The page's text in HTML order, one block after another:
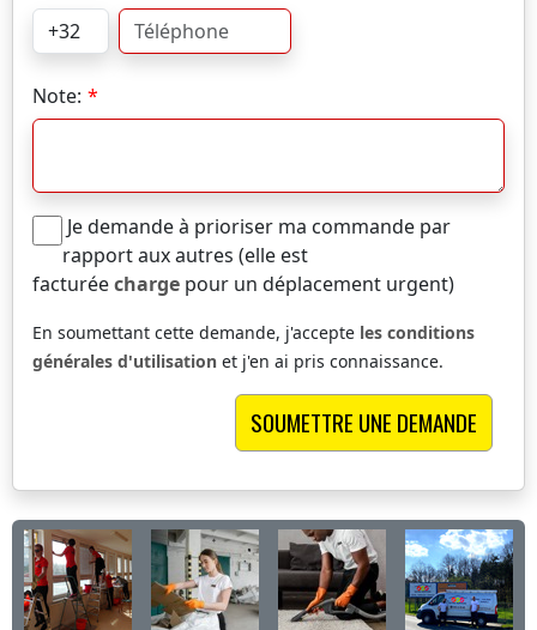
Note:
Je demande à prioriser ma commande par
rapport aux autres (elle est
facturéecharge pour un déplacement urgent)
En soumettant cette demande, j'accepte les conditions
générales d'utilisation et j'en ai pris connaissance.